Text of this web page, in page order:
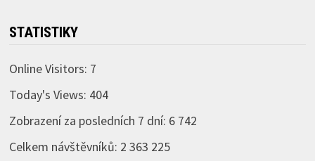
STATISTIKY
Online Visitors: 7
Today's Views: 404
Zobrazení za posledních 7 dní: 6 742
Celkem návštěvníků: 2 363 225